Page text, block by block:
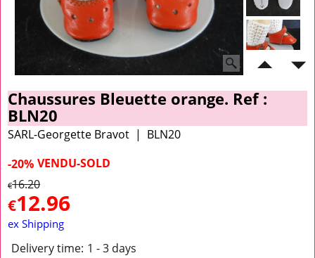
Chaussures Bleuette orange. Ref :
BLN20
SARL-Georgette Bravot
BLN20
-20% VENDU-SOLD
€16.20
€12.96
ex Shipping
Delivery time: 1 - 3 days